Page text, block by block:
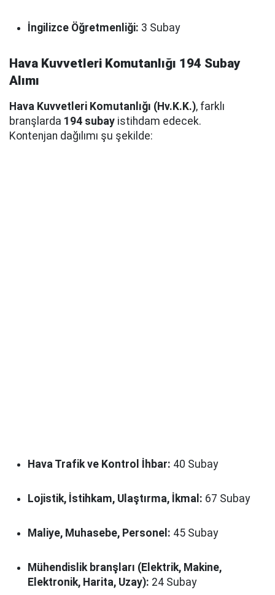
İngilizce Öğretmenliği: 3 Subay
Hava Kuvvetleri Komutanlığı 194 Subay
Alımı
Hava Kuvvetleri Komutanlığı (Hv.K.K.), farklı
branşlarda 194 subay istihdam edecek.
Kontenjan dağılımı şu şekilde:
Hava Trafik ve Kontrol İhbar: 40 Subay
Lojistik, İstihkam, Ulaştırma, İkmal: 67 Subay
Maliye, Muhasebe, Personel: 45 Subay
Mühendislik branşları (Elektrik, Makine,
Elektronik, Harita, Uzay): 24 Subay